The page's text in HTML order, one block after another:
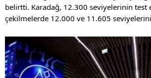
belirtti. Karadağ, 12.300 seviyelerinin test
çekilmelerde 12.000 ve 11.605